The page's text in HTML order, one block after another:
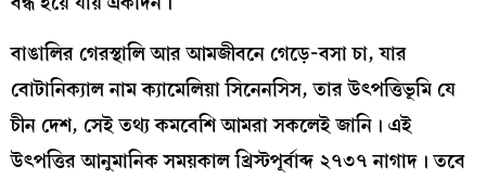
বাঙালির গেরস্থালি আর আমজীবনে গেড়ে-বসা চা, যার
বোটানিক্যাল নাম ক্যামেলিয়া সিনেনসিস, তার উৎপত্তিভূমি যে
চীন দেশ, সেই তথ্য কমবেশি আমরা সকলেই জানি। এই
উৎপত্তির আনুমানিক সময়কাল খ্রিস্টপূর্বাব্দ ২৭৩৭ নাগাদ। তবে